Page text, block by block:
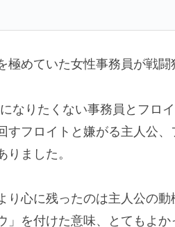
極めていた女性事務員が戦
なりたくない事務員とフロ
すフロイトと嫌がる主人公
りました。
り心に残ったのは主人公の
」を付けた意味、とてもよか